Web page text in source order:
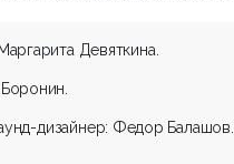
Девяткина.
дизайнер: Федор Балашов.